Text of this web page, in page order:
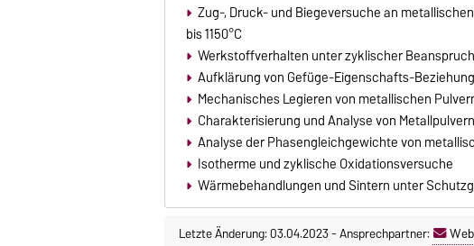
Zug-, Druck- und Biegeversuche an
bis 1150°C
Werkstoffverhalten unter zyklischer
Aufklärung von Gefüge-Eigenschafts-
Mechanisches Legieren von metallischen
Charakterisierung und Analyse von Metallpulvern
Analyse der Phasengleichgewichte von
Isotherme und zyklische Oxidationsversuche
Wärmebehandlungen und Sintern unter
Letzte Änderung: 03.04.2023-Ansprechpartner: